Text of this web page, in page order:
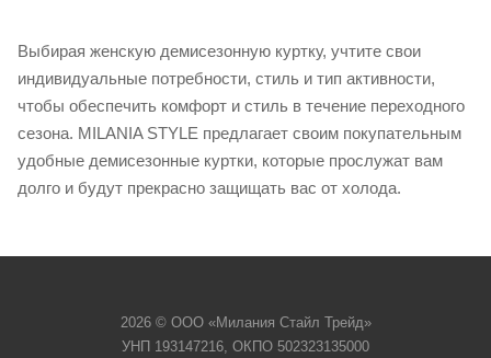
Выбирая женскую демисезонную куртку, учтите свои
индивидуальные потребности, стиль и тип активности,
чтобы обеспечить комфорт и стиль в течение переходного
сезона. MILANIA STYLE предлагает своим покупательным
удобные демисезонные куртки, которые прослужат вам
долго и будут прекрасно защищать вас от холода.
2026 © ООО «Милания Стайл Трейд»
УНП 193147216, ОКПО 502323135000